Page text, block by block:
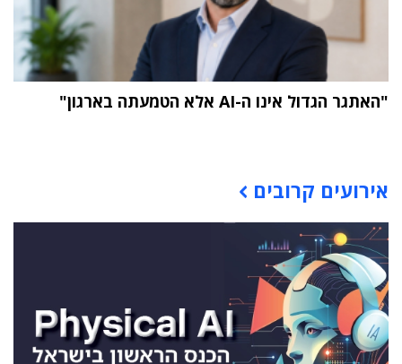
"האתגר הגדול אינו ה-AI אלא הטמעתה בארגון"
אירועים קרובים